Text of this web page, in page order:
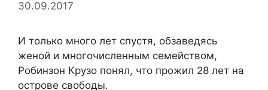
30.09.2017
И только много лет спустя, обзаведясь
женой и многочисленным семейством,
Робинзон Крузо понял, что прожил 28 лет на
острове свободы.